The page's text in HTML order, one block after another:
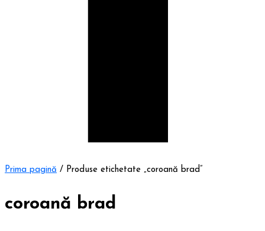
Prima pagină / Produse etichetate „coroană brad”
coroană brad